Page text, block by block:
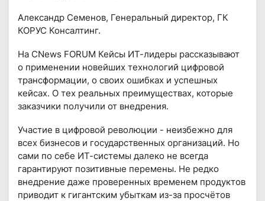
Александр Семенов, Генеральный директор, ГК
КОРУС Консалтинг.
На CNews FORUM Кейсы ИТ-лидеры рассказывают
о применении новейших технологий цифровой
трансформации, о своих ошибках и успешных
кейсах. О тех реальных преимуществах, которые
заказчики получили от внедрения.
Участие в цифровой революции - неизбежно для
всех бизнесов и государственных организаций. Но
сами по себе ИТ-системы далеко не всегда
гарантируют позитивные перемены. Не редко
внедрение даже проверенных временем продуктов
приводит к гигантским убыткам из-за просчётов